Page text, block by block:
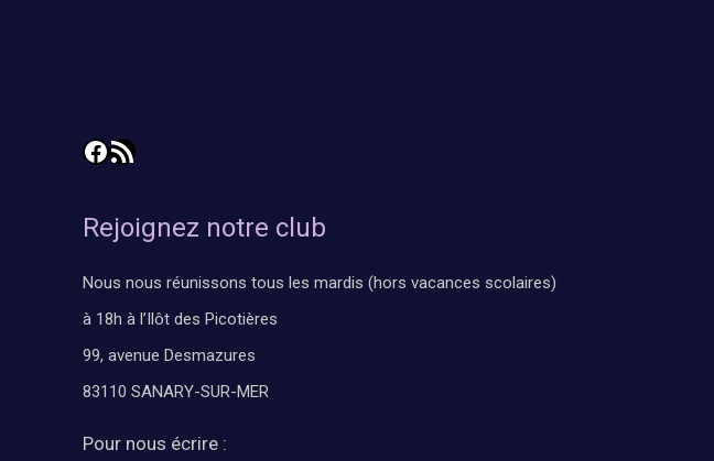
Facebook
Flux RSS
Rejoignez notre club
Nous nous réunissons tous les mardis (hors vacances scolaires)
à 18h à l’Ilôt des Picotières
99, avenue Desmazures
83110 SANARY-SUR-MER
Pour nous écrire :